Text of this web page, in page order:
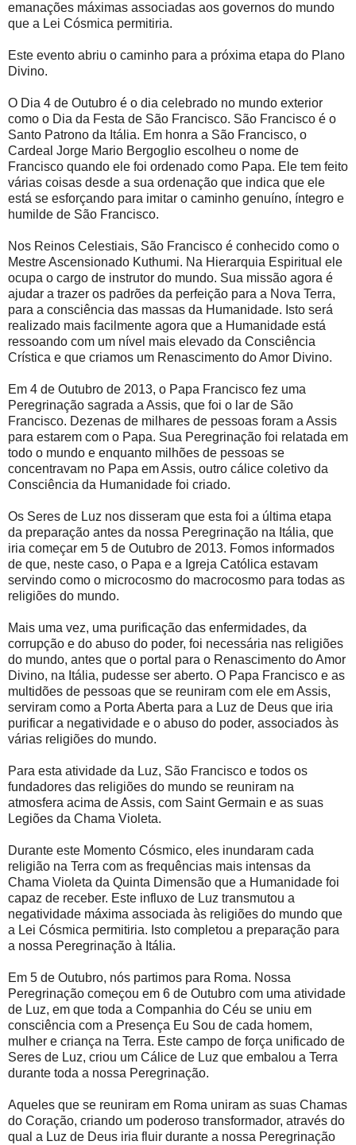
emanações máximas associadas aos governos do mundo
que a Lei Cósmica permitiria.
Este evento abriu o caminho para a próxima etapa do Plano
Divino.
O Dia 4 de Outubro é o dia celebrado no mundo exterior
como o Dia da Festa de São Francisco. São Francisco é o
Santo Patrono da Itália. Em honra a São Francisco, o
Cardeal Jorge Mario Bergoglio escolheu o nome de
Francisco quando ele foi ordenado como Papa. Ele tem feito
várias coisas desde a sua ordenação que indica que ele
está se esforçando para imitar o caminho genuíno, íntegro e
humilde de São Francisco.
Nos Reinos Celestiais, São Francisco é conhecido como o
Mestre Ascensionado Kuthumi. Na Hierarquia Espiritual ele
ocupa o cargo de instrutor do mundo. Sua missão agora é
ajudar a trazer os padrões da perfeição para a Nova Terra,
para a consciência das massas da Humanidade. Isto será
realizado mais facilmente agora que a Humanidade está
ressoando com um nível mais elevado da Consciência
Crística e que criamos um Renascimento do Amor Divino.
Em 4 de Outubro de 2013, o Papa Francisco fez uma
Peregrinação sagrada a Assis, que foi o lar de São
Francisco. Dezenas de milhares de pessoas foram a Assis
para estarem com o Papa. Sua Peregrinação foi relatada em
todo o mundo e enquanto milhões de pessoas se
concentravam no Papa em Assis, outro cálice coletivo da
Consciência da Humanidade foi criado.
Os Seres de Luz nos disseram que esta foi a última etapa
da preparação antes da nossa Peregrinação na Itália, que
iria começar em 5 de Outubro de 2013. Fomos informados
de que, neste caso, o Papa e a Igreja Católica estavam
servindo como o microcosmo do macrocosmo para todas as
religiões do mundo.
Mais uma vez, uma purificação das enfermidades, da
corrupção e do abuso do poder, foi necessária nas religiões
do mundo, antes que o portal para o Renascimento do Amor
Divino, na Itália, pudesse ser aberto. O Papa Francisco e as
multidões de pessoas que se reuniram com ele em Assis,
serviram como a Porta Aberta para a Luz de Deus que iria
purificar a negatividade e o abuso do poder, associados às
várias religiões do mundo.
Para esta atividade da Luz, São Francisco e todos os
fundadores das religiões do mundo se reuniram na
atmosfera acima de Assis, com Saint Germain e as suas
Legiões da Chama Violeta.
Durante este Momento Cósmico, eles inundaram cada
religião na Terra com as frequências mais intensas da
Chama Violeta da Quinta Dimensão que a Humanidade foi
capaz de receber. Este influxo de Luz transmutou a
negatividade máxima associada às religiões do mundo que
a Lei Cósmica permitiria. Isto completou a preparação para
a nossa Peregrinação à Itália.
Em 5 de Outubro, nós partimos para Roma. Nossa
Peregrinação começou em 6 de Outubro com uma atividade
de Luz, em que toda a Companhia do Céu se uniu em
consciência com a Presença Eu Sou de cada homem,
mulher e criança na Terra. Este campo de força unificado de
Seres de Luz, criou um Cálice de Luz que embalou a Terra
durante toda a nossa Peregrinação.
Aqueles que se reuniram em Roma uniram as suas Chamas
do Coração, criando um poderoso transformador, através do
qual a Luz de Deus iria fluir durante a nossa Peregrinação